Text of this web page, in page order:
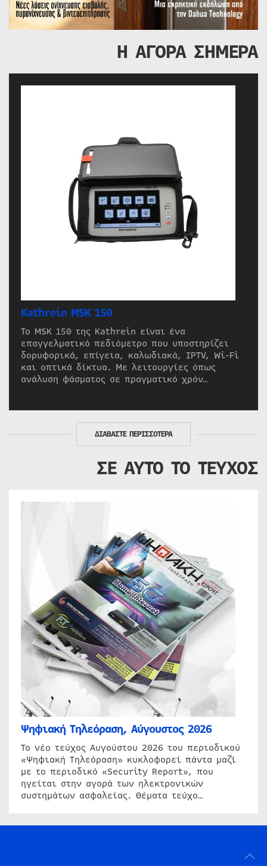
Η ΑΓΟΡΑ ΣΗΜΕΡΑ
Kathrein MSK 150
Το MSK 150 της Kathrein είναι ένα
επαγγελματικό πεδιόμετρο που υποστηρίζει
δορυφορικά, επίγεια, καλωδιακά, IPTV, Wi-Fi
και οπτικά δίκτυα. Με λειτουργίες όπως
ανάλυση φάσματος σε πραγματικό χρόν…
ΔΙΑΒΑΣΤΕ ΠΕΡΙΣΣΟΤΕΡΑ
ΣΕ ΑΥΤΟ ΤΟ ΤΕΥΧΟΣ
Ψηφιακή Τηλεόραση, Αύγουστος 2026
Το νέο τεύχος Αυγούστου 2026 του περιοδικού
«Ψηφιακή Τηλεόραση» κυκλοφορεί πάντα μαζί
με το περιοδικό «Security Report», που
ηγείται στην αγορά των ηλεκτρονικών
συστημάτων ασφαλείας. Θέματα τεύχο…